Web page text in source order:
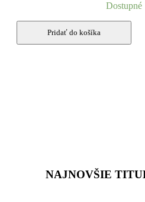
Dostupné
množstvo
MÚZEUM
VOJTECHA
Pridať do košíka
NAJNOVŠIE